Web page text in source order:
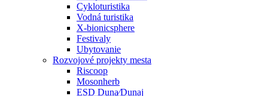
Cykloturistika
Vodná turistika
X-bionicsphere
Festivaly
Ubytovanie
Rozvojové projekty mesta
Riscoop
Mosonherb
ESD Duna⁄Dunaj